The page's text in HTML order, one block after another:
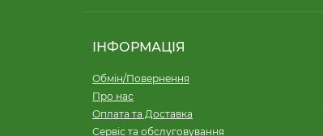
ІНФОРМАЦІЯ
Обмін/Повернення
Про нас
Оплата та Доставка
Сервіс та обслуговування